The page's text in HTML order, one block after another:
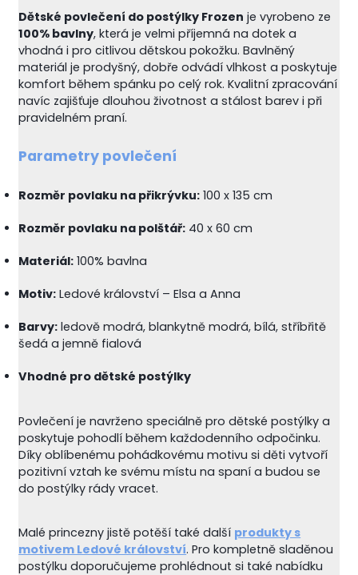
Dětské povlečení do postýlky Frozen je vyrobeno ze
100% bavlny, která je velmi příjemná na dotek a
vhodná i pro citlivou dětskou pokožku. Bavlněný
materiál je prodyšný, dobře odvádí vlhkost a poskytuje
komfort během spánku po celý rok. Kvalitní zpracování
navíc zajišťuje dlouhou životnost a stálost barev i při
pravidelném praní.
Parametry povlečení
Rozměr povlaku na přikrývku: 100 x 135 cm
Rozměr povlaku na polštář: 40 x 60 cm
Materiál: 100% bavlna
Motiv: Ledové království – Elsa a Anna
Barvy: ledově modrá, blankytně modrá, bílá, stříbřitě
šedá a jemně fialová
Vhodné pro dětské postýlky
Povlečení je navrženo speciálně pro dětské postýlky a
poskytuje pohodlí během každodenního odpočinku.
Díky oblíbenému pohádkovému motivu si děti vytvoří
pozitivní vztah ke svému místu na spaní a budou se
do postýlky rády vracet.
Malé princezny jistě potěší také další produkty s
motivem Ledové království. Pro kompletně sladěnou
postýlku doporučujeme prohlédnout si také nabídku